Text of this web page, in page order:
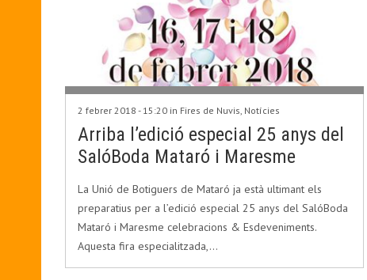
2 febrer 2018 - 15:20 in Fires de Nuvis Notícies
Arriba l’edició especial 25 anys del
SalóBoda Mataró i Maresme
La Unió de Botiguers de Mataró ja està ultimant els
preparatius per a l’edició especial 25 anys del SalóBoda
Mataró i Maresme celebracions & Esdeveniments.
Aquesta fira especialitzada,…